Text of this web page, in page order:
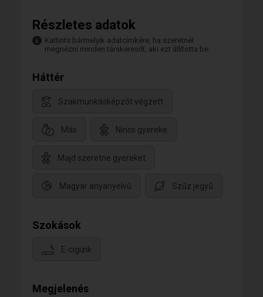
Részletes adatok
Kattints bármelyik adatcímkére, ha szeretnél
megnézni minden társkeresőt, aki ezt állította be.
Háttér
Szakmunkásképzőt végzett
Más Nincs gyereke
Majd szeretne gyereket
Magyar anyanyelvű Szűz jegyű
Szokások
E-cigizik
Megjelenés